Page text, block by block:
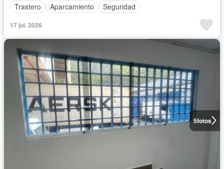
Trastero
Aparcamiento Seguridad
17 jul. 2026
5fotos